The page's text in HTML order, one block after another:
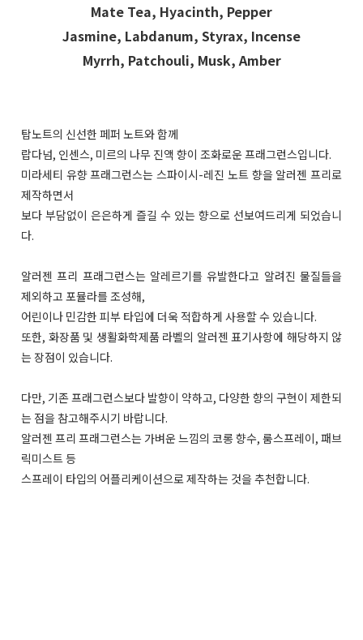
Mate Tea, Hyacinth, Pepper
Jasmine, Labdanum, Styrax, Incense
Myrrh, Patchouli, Musk, Amber
탑노트의 신선한 페퍼 노트와 함께
랍다넘, 인센스, 미르의 나무 진액 향이 조화로운 프래그런스입니다.
미라세티 유향 프래그런스는 스파이시-레진 노트 향을 알러젠 프리로
제작하면서
보다 부담없이 은은하게 즐길 수 있는 향으로 선보여드리게 되었습니
다.
알러젠 프리 프래그런스는 알레르기를 유발한다고 알려진 물질들을
제외하고 포뮬라를 조성해,
어린이나 민감한 피부 타입에 더욱 적합하게 사용할 수 있습니다.
또한, 화장품 및 생활화학제품 라벨의 알러젠 표기사항에 해당하지 않
는 장점이 있습니다.
다만, 기존 프래그런스보다 발향이 약하고, 다양한 향의 구현이 제한되
는 점을 참고해주시기 바랍니다.
알러젠 프리 프래그런스는 가벼운 느낌의 코롱 향수, 룸스프레이, 패브
릭미스트 등
스프레이 타입의 어플리케이션으로 제작하는 것을 추천합니다.